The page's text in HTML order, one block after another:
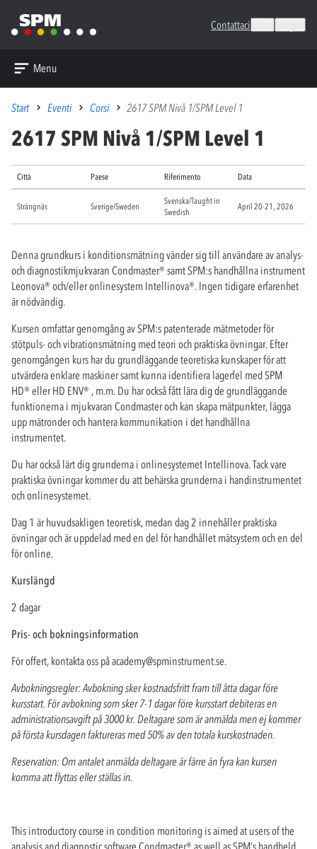
Contattaci
Menu
Start Eventi Corsi 2617 SPM Nivå 1/SPM Level 1
2617 SPM Nivå 1/SPM Level 1
Città Paese Riferimento Data
Strängnäs Sverige/Sweden
Svenska/Taught in
Swedish
April 20-21, 2026
Denna grundkurs i konditionsmätning vänder sig till användare av analys-
och diagnostikmjukvaran Condmaster® samt SPM:s handhållna instrument
Leonova® och/eller onlinesystem Intellinova®. Ingen tidigare erfarenhet
är nödvändig.
Kursen omfattar genomgång av SPM:s patenterade mätmetoder för
stötpuls- och vibrationsmätning med teori och praktiska övningar. Efter
genomgången kurs har du grundläggande teoretiska kunskaper för att
utvärdera enklare maskiner samt kunna identifiera lagerfel med SPM
HD® eller HD ENV® , m.m. Du har också fått lära dig de grundläggande
funktionerna i mjukvaran Condmaster och kan skapa mätpunkter, lägga
upp mätronder och hantera kommunikation i det handhållna
instrumentet.
Du har också lärt dig grunderna i onlinesystemet Intellinova. Tack vare
praktiska övningar kommer du att behärska grunderna i handinstrumentet
och onlinesystemet.
Dag 1 är huvudsakligen teoretisk, medan dag 2 innehåller praktiska
övningar och är uppdelad med en del för handhållet mätsystem och en del
för online.
Kurslängd
2 dagar
Pris- och bokningsinformation
För offert, kontakta oss påacademy@spminstrument.se.
Avbokningsregler: Avbokning sker kostnadsfritt fram till åtta dagar före
kursstart. För avbokning som sker 7-1 dagar före kursstart debiteras en
administrationsavgift på 3000 kr. Deltagare som är anmälda men ej kommer
på första kursdagen faktureras med 50% av den totala kurskostnaden.
Reservation: Om antalet anmälda deltagare är färre än fyra kan kursen
komma att flyttas eller ställas in.
This introductory course in condition monitoring is aimed at users of the
analysis and diagnostic software Condmaster® as well as SPM’s handheld